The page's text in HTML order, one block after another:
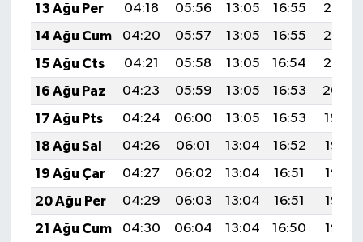
13 Ağu Per
04:18 05:56 13:05 16:55
20:05
14 Ağu Cum
04:20 05:57 13:05 16:55
20:03
15 Ağu Cts
04:21 05:58 13:05 16:54
20:02
16 Ağu Paz
04:23 05:59 13:05 16:53
20:00
17 Ağu Pts
04:24 06:00 13:05 16:53
19:59
18 Ağu Sal
04:26 06:01 13:04 16:52
19:58
19 Ağu Çar
04:27 06:02 13:04 16:51
19:56
20 Ağu Per
04:29 06:03 13:04 16:51
19:55
21 Ağu Cum
04:30 06:04 13:04 16:50
19:53